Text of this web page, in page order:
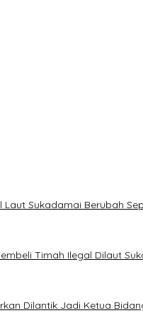
Sukadamai Berubah
Timah Ilegal Dilaut
Dilantik Jadi Ketua